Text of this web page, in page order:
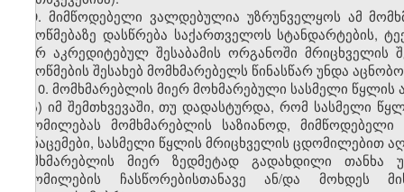
9. მიმწოდებელი ვალდებულია უზრუნველყოს ამ
შემოწმებაზე დასწრება საქართველოს სტანდარტების,
მიერ აკრედიტებულ შესაბამის ორგანოში
შემოწმების შესახებ მომხმარებელს წინასწარ უნდა
10. მომხმარებლის მიერ მოხმარებული სასმელი
ა) იმ შემთხვევაში, თუ დადასტურდა, რომ სასმელი
ცდომილებას მომხმარებლის საზიანოდ,
მონაცემები, სასმელი წყლის მრიცხველის ცდომილებით
მომხმარებლის მიერ ზედმეტად გადახდილი თანხა
ცდომილების ჩასწორებისთანავე ან/და მოხდეს